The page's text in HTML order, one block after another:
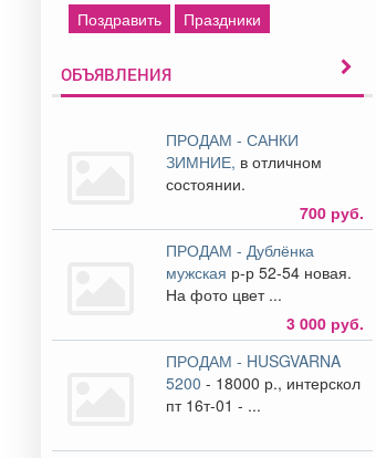
Поздравить
Праздники
ОБЪЯВЛЕНИЯ
ПРОДАМ - САНКИ
ЗИМНИЕ, в отличном
состоянии.
700 руб.
ПРОДАМ - Дублёнка
мужская р-р 52-54 новая.
На фото цвет ...
3 000 руб.
ПРОДАМ - HUSGVARNA
5200- 18000 р., интерскол
пт 16т-01 - ...